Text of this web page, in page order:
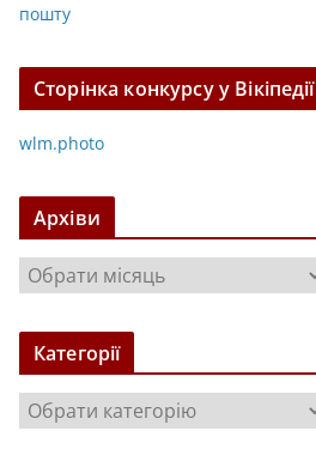
пошту
Сторінка конкурсу у Вікіпедії
wlm.photo
Архіви
р
х
в
Категорії
а